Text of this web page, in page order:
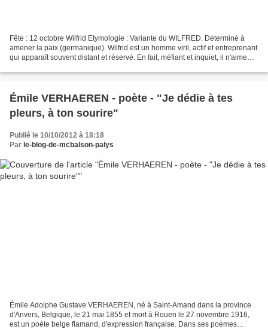
Fête : 12 octobre Wilfrid Etymologie : Variante du WILFRED. Déterminé à
amener la paix (germanique). Wilfrid est un homme viril, actif et entreprenant
qui apparaît souvent distant et réservé. En fait, méfiant et inquiet, il n'aime
Émile VERHAEREN - poète - "Je dédie à tes
pleurs, à ton sourire"
Publié le 10/10/2012 à 18:18
Par le-blog-de-mcbalson-palys
Émile Adolphe Gustave VERHAEREN, né à Saint-Amand dans la province
d'Anvers, Belgique, le 21 mai 1855 et mort à Rouen le 27 novembre 1916,
est un poète belge flamand, d'expression française. Dans ses poèmes